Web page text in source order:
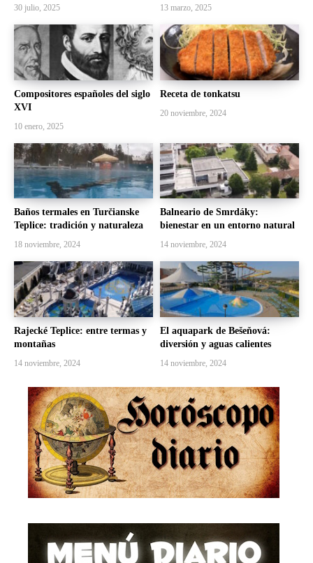
30 julio, 2025 13 marzo, 2025
Compositores españoles del siglo
XVI
10 enero, 2025
Receta de tonkatsu
20 noviembre, 2024
Baños termales en Turčianske
Teplice: tradición y naturaleza
18 noviembre, 2024
Balneario de Smrdáky:
bienestar en un entorno natural
14 noviembre, 2024
Rajecké Teplice: entre termas y
montañas
14 noviembre, 2024
El aquapark de Bešeňová:
diversión y aguas calientes
14 noviembre, 2024